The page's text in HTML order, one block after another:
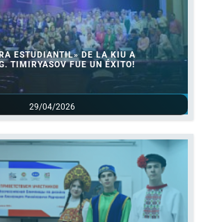
29/04/2026
ESTUDIANTIL» DE LA KIU A
TIMIRYASOV FUE UN ÉXITO!